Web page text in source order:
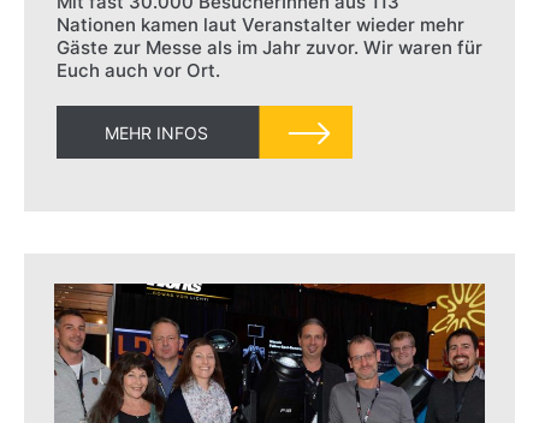
Nationen kamen laut Veranstalter wieder mehr
Gäste zur Messe als im Jahr zuvor. Wir waren für
Euch auch vor Ort.
MEHR INFOS